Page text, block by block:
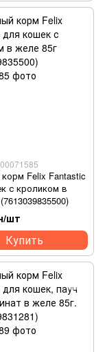
Felix Fantastic
с кроликом в
шт
Купить